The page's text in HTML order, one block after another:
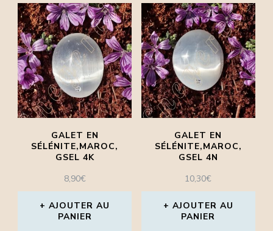
GALET EN
SÉLÉNITE,MAROC,
GSEL 4K
8,90€
AJOUTER AU
PANIER
GALET EN
SÉLÉNITE,MAROC,
GSEL 4N
10,30€
AJOUTER AU
PANIER